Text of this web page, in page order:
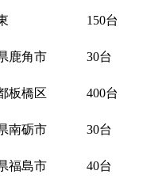
150台
鹿角市 30台
板橋区 400台
南砺市 30台
福島市 40台